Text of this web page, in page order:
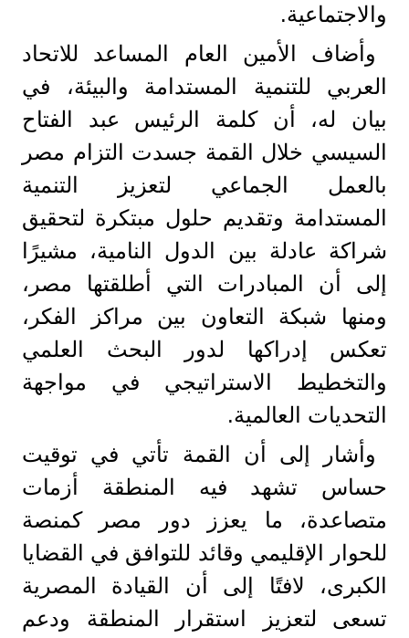
والاجتماعية.
وأضاف الأمين العام المساعد للاتحاد
العربي للتنمية المستدامة والبيئة، في
بيان له، أن كلمة الرئيس عبد الفتاح
السيسي خلال القمة جسدت التزام مصر
بالعمل الجماعي لتعزيز التنمية
المستدامة وتقديم حلول مبتكرة لتحقيق
شراكة عادلة بين الدول النامية، مشيرًا
إلى أن المبادرات التي أطلقتها مصر،
ومنها شبكة التعاون بين مراكز الفكر،
تعكس إدراكها لدور البحث العلمي
والتخطيط الاستراتيجي في مواجهة
التحديات العالمية.
وأشار إلى أن القمة تأتي في توقيت
حساس تشهد فيه المنطقة أزمات
متصاعدة، ما يعزز دور مصر كمنصة
للحوار الإقليمي وقائد للتوافق في القضايا
الكبرى، لافتًا إلى أن القيادة المصرية
تسعى لتعزيز استقرار المنطقة ودعم